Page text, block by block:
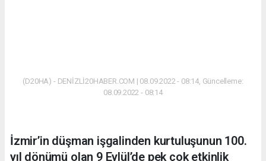
(D20HA) - DENİZLİ20HABER.COM | 08.09.2022 - 08:14, Güncelleme:
08.09.2022 - 08:14
İzmir’in düşman işgalinden kurtuluşunun 100.
yıl dönümü olan 9 Eylül’de pek çok etkinlik